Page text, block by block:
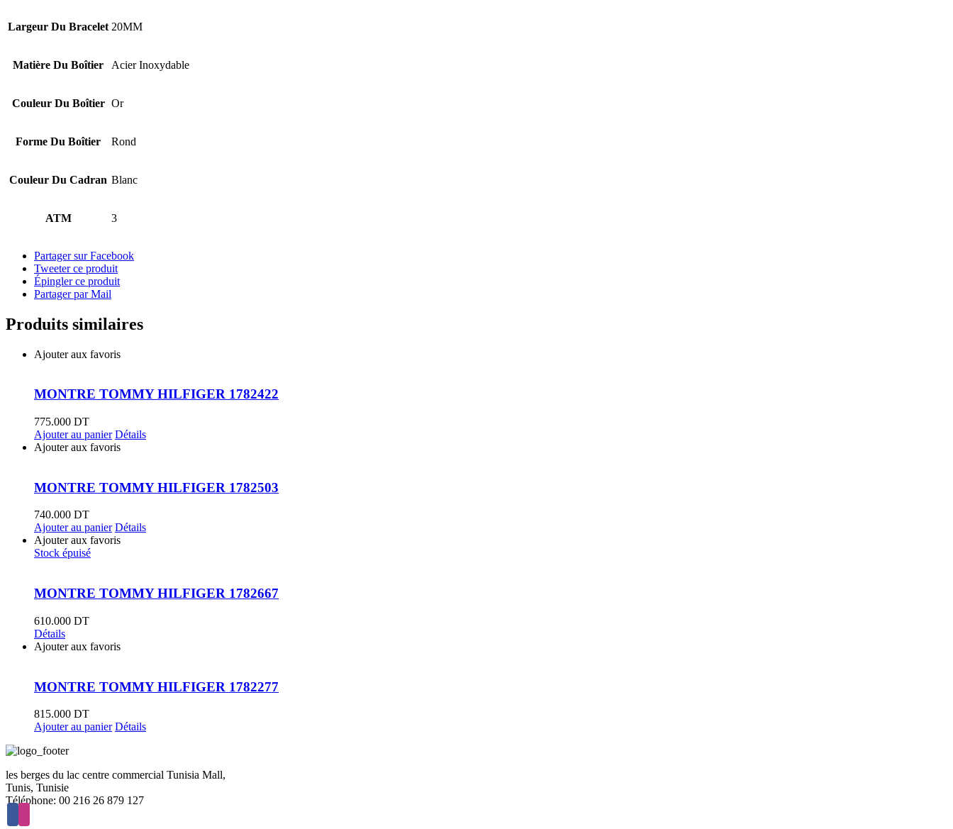
Largeur Du Bracelet 20MM
Matière Du Boîtier Acier Inoxydable
Couleur Du Boîtier Or
Forme Du Boîtier Rond
Couleur Du Cadran Blanc
ATM 3
Partager sur Facebook
Tweeter ce produit
Épingler ce produit
Partager par Mail
Produits similaires
Ajouter aux favoris
MONTRE TOMMY HILFIGER 1782422
775.000 DT
Ajouter au panier Détails
Ajouter aux favoris
MONTRE TOMMY HILFIGER 1782503
740.000 DT
Ajouter au panier Détails
Ajouter aux favoris
Stock épuisé
MONTRE TOMMY HILFIGER 1782667
610.000 DT
Détails
Ajouter aux favoris
MONTRE TOMMY HILFIGER 1782277
815.000 DT
Ajouter au panier Détails
les berges du lac centre commercial Tunisia Mall,
Tunis, Tunisie
Téléphone: 00 216 26 879 127